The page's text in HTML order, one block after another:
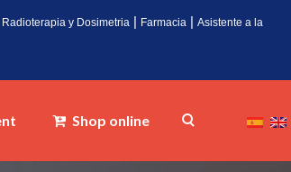
Radioterapia y Dosimetria | Farmacia | Asistente a la
Shop online